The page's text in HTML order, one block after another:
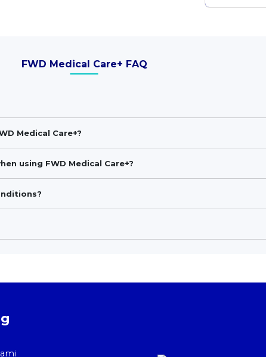
FWD Medical Care+ FAQ
Medical Care+?
using FWD Medical Care+?